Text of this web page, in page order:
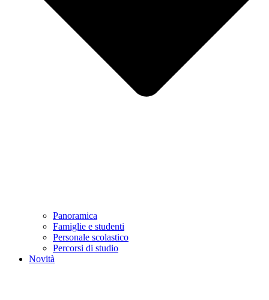
Panoramica
Famiglie e studenti
Personale scolastico
Percorsi di studio
Novità